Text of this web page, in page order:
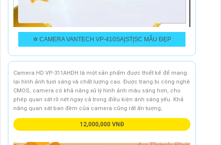
✲ CAMERA VANTECH VP-410SA|ST|SC MẪU ĐẸP
Camera HD VP-311AHDH là một sản phẩm được thiết kế để mang
lại hình ảnh tươi sáng và chất lượng cao. Được trang bị công nghệ
CMOS, camera có khả năng xử lý hình ảnh màu sáng hơn, cho
phép quan sát rõ nét ngay cả trong điều kiện ánh sáng yếu. Khả
năng quan sát ban đêm của camera cũng rất ấn tượng,
12,000,000 VNĐ